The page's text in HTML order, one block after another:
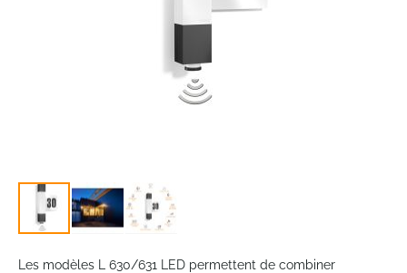
to
Les modèles L 630/631 LED permettent de combiner